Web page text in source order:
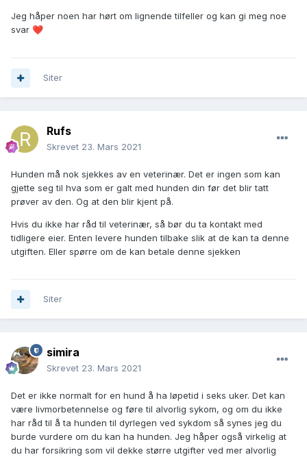
Jeg håper noen har hørt om lignende tilfeller og kan gi meg noe
svar ❤️
Siter
Rufs
Skrevet 23. Mars 2021
Hunden må nok sjekkes av en veterinær. Det er ingen som kan
gjette seg til hva som er galt med hunden din før det blir tatt
prøver av den. Og at den blir kjent på.
Hvis du ikke har råd til veterinær, så bør du ta kontakt med
tidligere eier. Enten levere hunden tilbake slik at de kan ta denne
utgiften. Eller spørre om de kan betale denne sjekken
Siter
simira
Skrevet 23. Mars 2021
Det er ikke normalt for en hund å ha løpetid i seks uker. Det kan
være livmorbetennelse og føre til alvorlig sykom, og om du ikke
har råd til å ta hunden til dyrlegen ved sykdom så synes jeg du
burde vurdere om du kan ha hunden. Jeg håper også virkelig at
du har forsikring som vil dekke større utgifter ved mer alvorlig